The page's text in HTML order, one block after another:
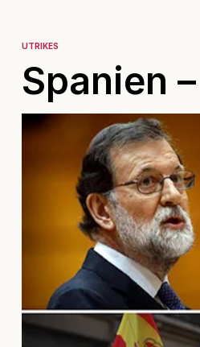
UTRIKES
Spanien